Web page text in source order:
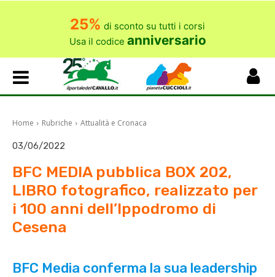
25% di sconto su tutti i corsi
Usa il codice anniversario
Home Rubriche Attualità e Cronaca
03/06/2022
BFC MEDIA pubblica BOX 202,
LIBRO fotografico, realizzato per
i 100 anni dell’Ippodromo di
Cesena
BFC Media conferma la sua leadership